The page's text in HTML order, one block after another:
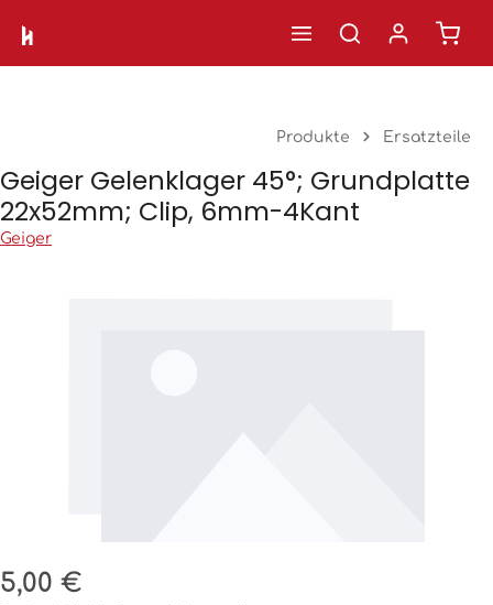
Zum Hauptinhalt springen
Produkte Ersatzteile
Geiger Gelenklager 45°; Grundplatte
22x52mm; Clip, 6mm-4Kant
Geiger
Regulärer Preis:
5,00 €